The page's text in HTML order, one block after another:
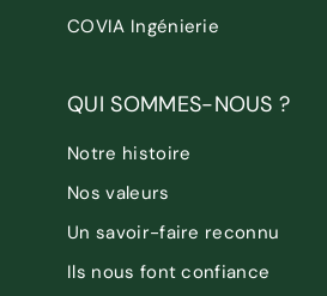
COVIA Ingénierie
QUI SOMMES-NOUS ?
Notre histoire
Nos valeurs
Un savoir-faire reconnu
Ils nous font confiance